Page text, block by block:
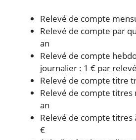
Relevé de compte
Relevé de compte par
an
Relevé de compte
journalier : 1 € par relevé
Relevé de compte titre
Relevé de compte titres
an
Relevé de compte titres
€